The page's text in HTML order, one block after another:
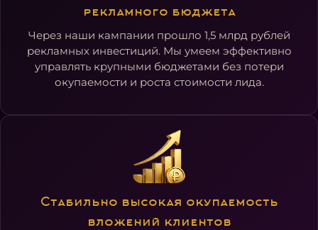
рекламного бюджета
Через наши кампании прошло 1,5 млрд рублей
рекламных инвестиций. Мы умеем эффективно
управлять крупными бюджетами без потери
окупаемости и роста стоимости лида.
Стабильно высокая окупаемость
вложений клиентов